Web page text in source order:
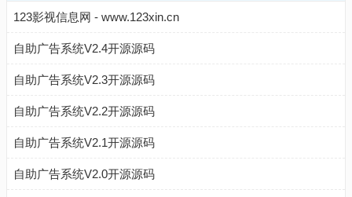
123影视信息网 - www.123xin.cn
自助广告系统V2.4开源源码
自助广告系统V2.3开源源码
自助广告系统V2.2开源源码
自助广告系统V2.1开源源码
自助广告系统V2.0开源源码